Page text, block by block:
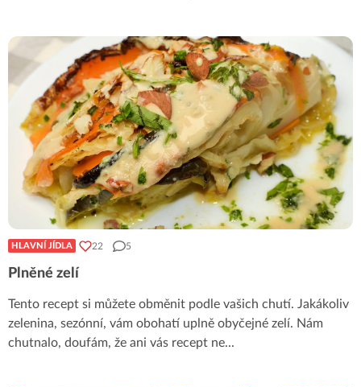
HLAVNÍ JÍDLA 22 5
Plněné zelí
Tento recept si můžete obměnit podle vašich chutí. Jakákoliv
zelenina, sezónní, vám obohatí uplně obyčejné zelí. Nám
chutnalo, doufám, že ani vás recept ne...